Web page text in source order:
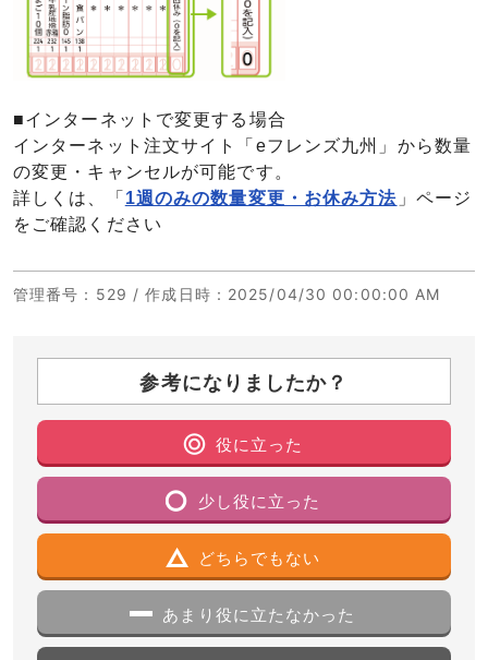
■インターネットで変更する場合
インターネット注文サイト「eフレンズ九州」から数量
の変更・キャンセルが可能です。
詳しくは、「 1週のみの数量変更・お休み方法 」ページ
をご確認ください
管理番号 ：529 /作成日時 ：2025/04/30 00:00:00 AM
参考になりましたか？
役に立った
少し役に立った
どちらでもない
あまり役に立たなかった